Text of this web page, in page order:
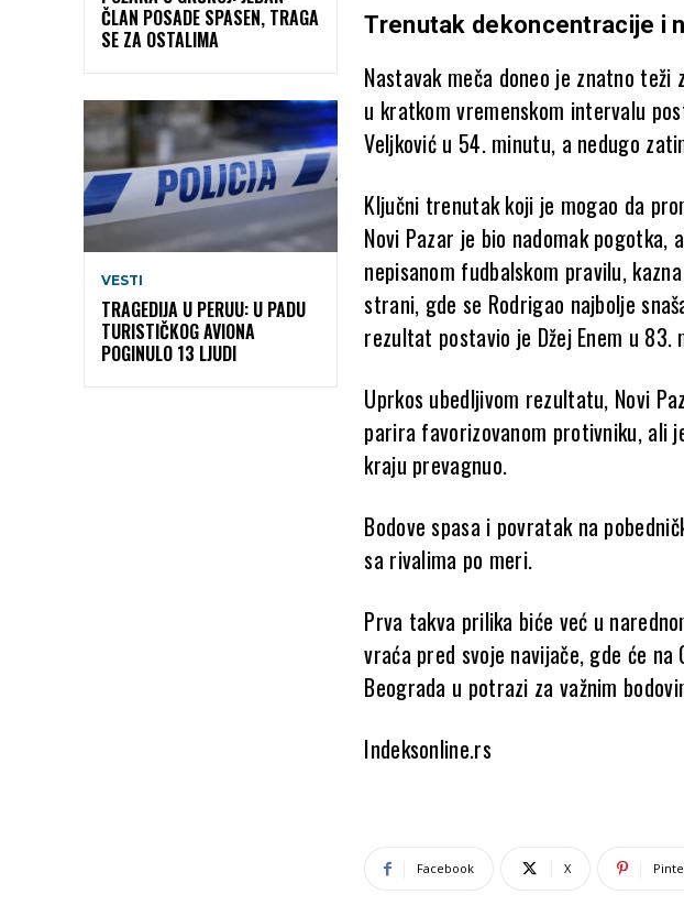
ČLAN POSADE SPASEN, TRAGA
SE ZA OSTALIMA
VESTI
TRAGEDIJA U PERUU: U PADU
TURISTIČKOG AVIONA
POGINULO 13 LJUDI
Trenutak dekoncentracije i
Nastavak meča doneo je znatno teži
u kratkom vremenskom intervalu
Veljković u 54. minutu, a nedugo
Ključni trenutak koji je mogao da
Novi Pazar je bio nadomak pogotka,
nepisanom fudbalskom pravilu,
strani, gde se Rodrigao najbolje
rezultat postavio je Džej Enem u
Uprkos ubedljivom rezultatu, Novi
parira favorizovanom protivniku, ali
kraju prevagnuo.
Bodove spasa i povratak na
sa rivalima po meri.
Prva takva prilika biće već u
vraća pred svoje navijače, gde će
Beograda u potrazi za važnim
Indeksonline.rs
Facebook X